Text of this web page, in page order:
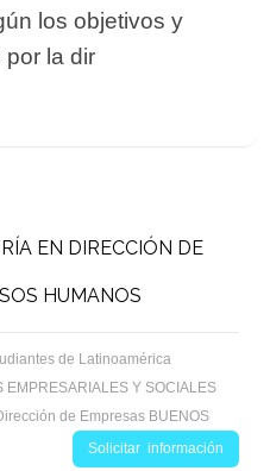
los objetivos y
por la dir
EN DIRECCIÓN DE
HUMANOS
de Latinoamérica
EMPRESARIALES Y SOCIALES
de Empresas BUENOS
Solicitar información